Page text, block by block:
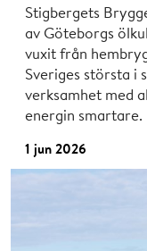
Stigbergets
av Göteborgs
vuxit från
Sveriges största i
verksamhet med
energin smartare.
1 jun 2026